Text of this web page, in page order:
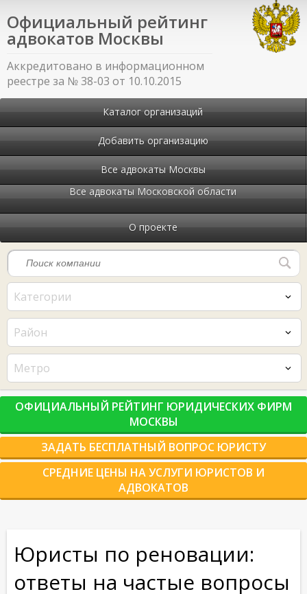
Официальный рейтинг
адвокатов Москвы
Аккредитовано в информационном
реестре за № 38-03 от 10.10.2015
Каталог организаций
Добавить организацию
Все адвокаты Москвы
Все адвокаты Московской области
О проекте
Категории
Район
Метро
ОФИЦИАЛЬНЫЙ РЕЙТИНГ ЮРИДИЧЕСКИХ ФИРМ
МОСКВЫ
ЗАДАТЬ БЕСПЛАТНЫЙ ВОПРОС ЮРИСТУ
СРЕДНИЕ ЦЕНЫ НА УСЛУГИ ЮРИСТОВ И
АДВОКАТОВ
Юристы по реновации:
ответы на частые вопросы